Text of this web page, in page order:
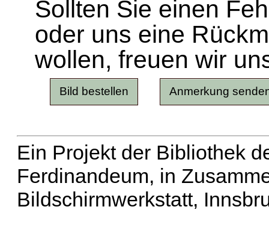
Sollten Sie einen
oder uns eine
wollen, freuen wir
Ein Projekt der Bibliothek
Ferdinandeum, in
Bildschirmwerkstatt,